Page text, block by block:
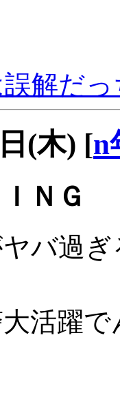
解だ
(木) [n
ＮＧ
バ過
活躍